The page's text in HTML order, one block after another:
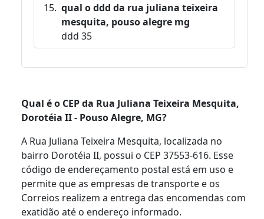
qual o ddd da rua juliana teixeira
mesquita, pouso alegre mg
ddd 35
Qual é o CEP da Rua Juliana Teixeira Mesquita,
Dorotéia II - Pouso Alegre, MG?
A Rua Juliana Teixeira Mesquita, localizada no
bairro Dorotéia II, possui o CEP 37553-616. Esse
código de endereçamento postal está em uso e
permite que as empresas de transporte e os
Correios realizem a entrega das encomendas com
exatidão até o endereço informado.